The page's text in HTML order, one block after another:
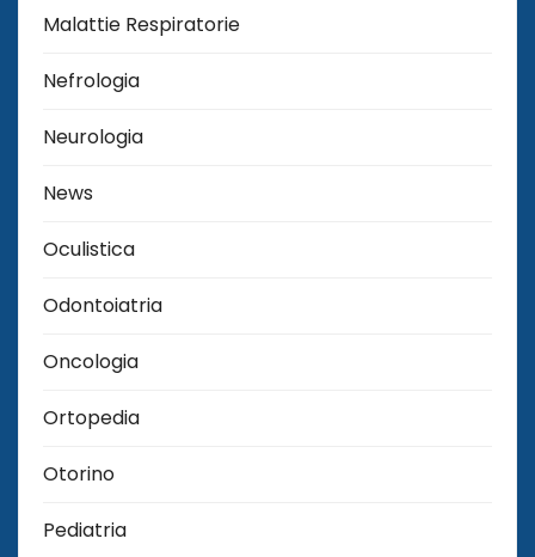
Malattie Respiratorie
Nefrologia
Neurologia
News
Oculistica
Odontoiatria
Oncologia
Ortopedia
Otorino
Pediatria